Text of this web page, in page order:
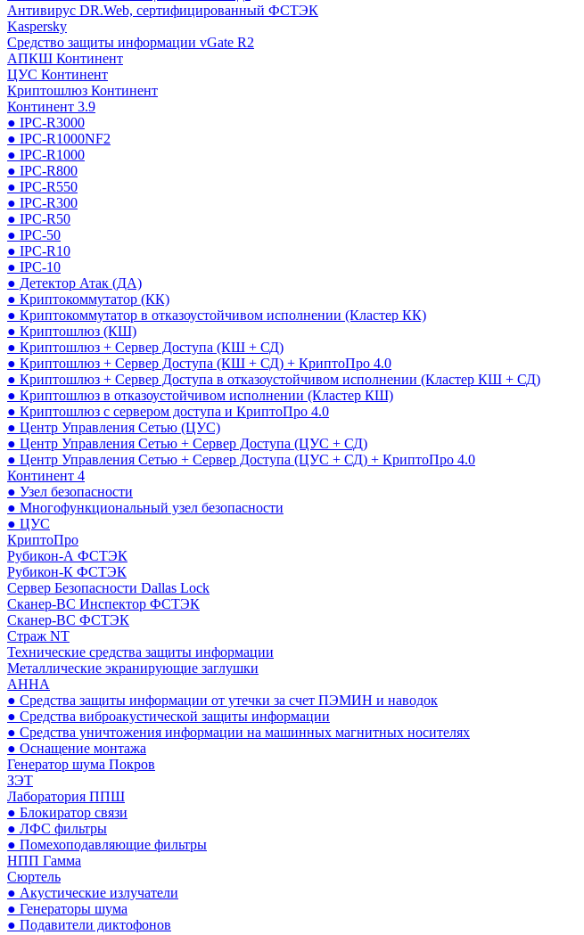
Антивирус DR.Web, сертифицированный ФСТЭК
Kaspersky
Средство защиты информации vGate R2
АПКШ Континент
ЦУС Континент
Криптошлюз Континент
Континент 3.9
● IPC-R3000
● IPC-R1000NF2
● IPC-R1000
● IPC-R800
● IPC-R550
● IPC-R300
● IPC-R50
● IPC-50
● IPC-R10
● IPC-10
● Детектор Атак (ДА)
● Криптокоммутатор (КК)
● Криптокоммутатор в отказоустойчивом исполнении (Кластер КК)
● Криптошлюз (КШ)
● Криптошлюз + Сервер Доступа (КШ + СД)
● Криптошлюз + Сервер Доступа (КШ + СД) + КриптоПро 4.0
● Криптошлюз + Сервер Доступа в отказоустойчивом исполнении (Кластер КШ + СД)
● Криптошлюз в отказоустойчивом исполнении (Кластер КШ)
● Криптошлюз с сервером доступа и КриптоПро 4.0
● Центр Управления Сетью (ЦУС)
● Центр Управления Сетью + Сервер Доступа (ЦУС + СД)
● Центр Управления Сетью + Сервер Доступа (ЦУС + СД) + КриптоПро 4.0
Континент 4
● Узел безопасности
● Многофункциональный узел безопасности
● ЦУС
КриптоПро
Рубикон-А ФСТЭК
Рубикон-К ФСТЭК
Сервер Безопасности Dallas Lock
Сканер-ВС Инспектор ФСТЭК
Сканер-ВС ФСТЭК
Страж NT
Технические средства защиты информации
Металлические экранирующие заглушки
АННА
● Средства защиты информации от утечки за счет ПЭМИН и наводок
● Средства виброакустической защиты информации
● Средства уничтожения информации на машинных магнитных носителях
● Оснащение монтажа
Генератор шума Покров
ЗЭТ
Лаборатория ППШ
● Блокиратор связи
● ЛФС фильтры
● Помехоподавляющие фильтры
НПП Гамма
Сюртель
● Акустические излучатели
● Генераторы шума
● Подавители диктофонов